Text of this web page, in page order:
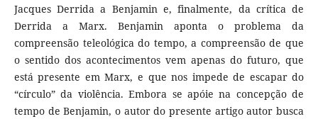
Jacques Derrida a Benjamin e, finalmente, da crítica de
Derrida a Marx. Benjamin aponta o problema da
compreensão teleológica do tempo, a compreensão de que
o sentido dos acontecimentos vem apenas do futuro, que
está presente em Marx, e que nos impede de escapar do
“círculo” da violência. Embora se apóie na concepção de
tempo de Benjamin, o autor do presente artigo autor busca